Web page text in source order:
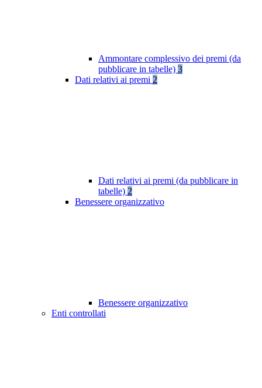
Ammontare complessivo dei premi (da
pubblicare in tabelle) 3
Dati relativi ai premi 2
Dati relativi ai premi (da pubblicare in
tabelle) 2
Benessere organizzativo
Benessere organizzativo
Enti controllati